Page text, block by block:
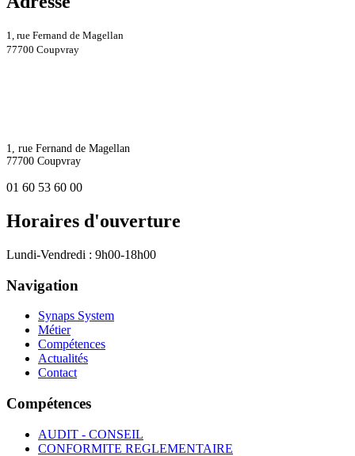
1, rue Fernand de Magellan
77700 Coupvray
1, rue Fernand de Magellan
77700 Coupvray
01 60 53 60 00
Horaires d'ouverture
Lundi-Vendredi : 9h00-18h00
Navigation
Synaps System
Métier
Compétences
Actualités
Contact
Compétences
AUDIT - CONSEIL
CONFORMITE REGLEMENTAIRE